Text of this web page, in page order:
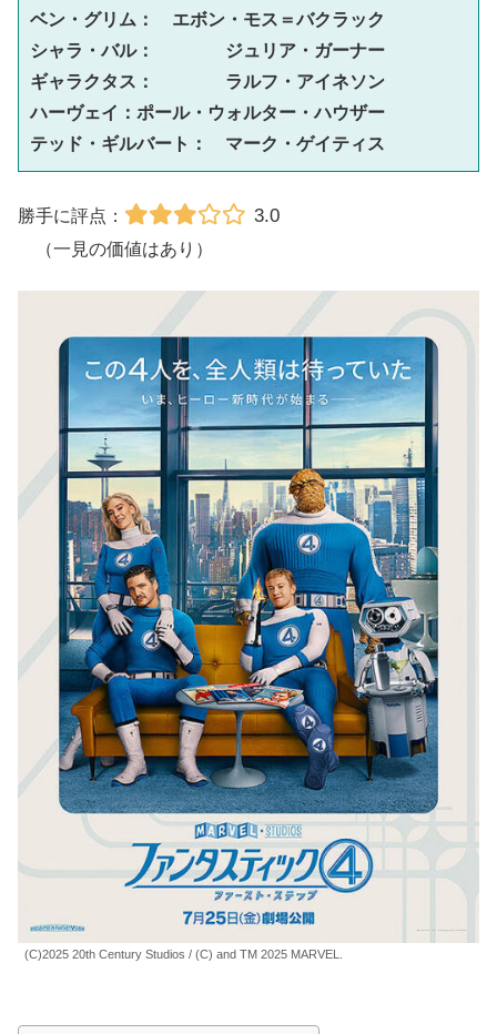
ベン・グリム：　エボン・モス＝バクラック
シャラ・バル：　　　　ジュリア・ガーナー
ギャラクタス：　　　　ラルフ・アイネソン
ハーヴェイ：ポール・ウォルター・ハウザー
テッド・ギルバート：　マーク・ゲイティス
勝手に評点： 3.0
（一見の価値はあり）
(C)2025 20th Century Studios / (C) and TM 2025 MARVEL.